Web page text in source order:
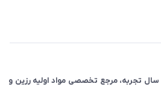
سیحون آرت شاپ با بیش از ۸ سال تجربه، مرجع تخصصی مواد اولیه رزین و